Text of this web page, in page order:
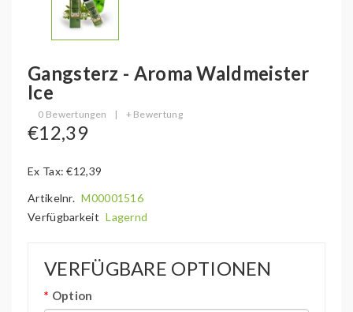
Gangsterz - Aroma Waldmeister
Ice
0 Bewertungen | + Bewertung
€12,39
Ex Tax: €12,39
Artikelnr. M00001516
Verfügbarkeit Lagernd
VERFÜGBARE OPTIONEN
Option